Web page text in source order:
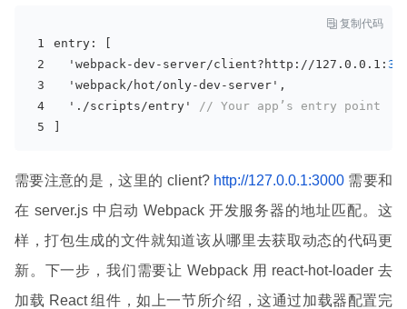
 复制代码
entry: [
  'webpack-dev-server/client?http://127.0.0.1:
  'webpack/hot/only-dev-server',
  './scripts/entry'
// Your appʼs entry point
需要注意的是，这里的 client?http://127.0.0.1:3000 需要和
在 server.js 中启动 Webpack 开发服务器的地址匹配。这
样，打包生成的文件就知道该从哪里去获取动态的代码更
新。下一步，我们需要让 Webpack 用 react-hot-loader 去
加载 React 组件，如上一节所介绍，这通过加载器配置完